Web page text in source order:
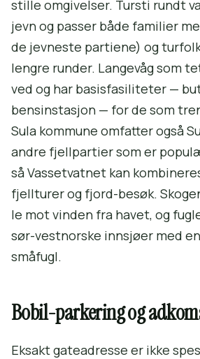
stille omgivelser. Tursti rundt
jevn og passer både familier
de jevneste partiene) og
lengre runder. Langevåg som
ved og har basisfasiliteter —
bensinstasjon — for de som
Sula kommune omfatter også
andre fjellpartier som er
så Vassetvatnet kan
fjellturer og fjord-besøk.
le mot vinden fra havet, og
sør-vestnorske innsjøer med
småfugl.
Bobil-parkering og
Eksakt gateadresse er ikke